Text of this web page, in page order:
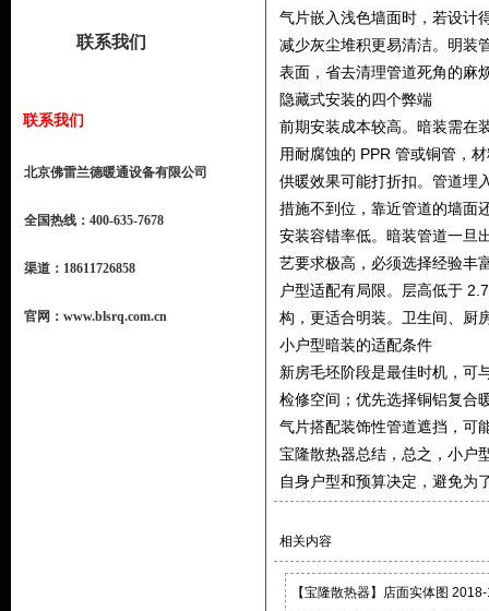
联系我们
气片嵌入浅色墙面时，若设计
减少灰尘堆积更易清洁。明装
表面，省去清理管道死角的麻
隐藏式安装的四个弊端​
前期安装成本较高。暗装需在
用耐腐蚀的 PPR 管或铜管，
供暖效果可能打折扣。管道埋
措施不到位，靠近管道的墙面
安装容错率低。暗装管道一旦
艺要求极高，必须选择经验丰
户型适配有局限。层高低于
构，更适合明装。卫生间、厨
小户型暗装的适配条件​
新房毛坯阶段是最佳时机，可
检修空间；优先选择铜铝复合
气片搭配装饰性管道遮挡，可
宝隆散热器总结，总之，小户
自身户型和预算决定，避免为
相关内容
【宝隆散热器】店面实体图
联系我们
北京佛雷兰德暖通设备有限公司
全国热线：400-635-7678
渠道：18611726858
官网：www.blsrq.com.cn